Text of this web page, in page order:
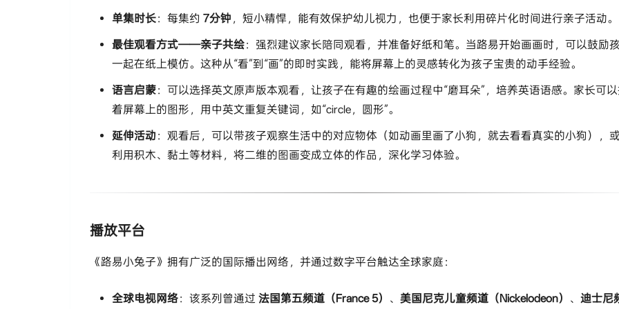
单集时长：每集约 7分钟 ，短小精悍，能有效保护幼儿视力，也便于家长利用碎片化时间进行亲子活动。
最佳观看方式——亲子共绘：强烈建议家长陪同观看，并准备好纸和笔。当路易开始画画时，可以鼓励
一起在纸上模仿。这种从“看”到“画”的即时实践，能将屏幕上的灵感转化为孩子宝贵的动手经验。
语言启蒙：可以选择英文原声版本观看，让孩子在有趣的绘画过程中“磨耳朵”，培养英语语感。家长可
着屏幕上的图形，用中英文重复关键词，如“circle，圆形”。
延伸活动 ：观看后，可以带孩子观察生活中的对应物体（如动画里画了小狗，就去看看真实的小狗），
利用积木、黏土等材料，将二维的图画变成立体的作品，深化学习体验。
播放平台
《路易小兔子》拥有广泛的国际播出网络，并通过数字平台触达全球家庭：
全球电视网络：该系列曾通过 法国第五频道（France 5） 、 美国尼克儿童频道（Nickelodeon） 、 迪士尼